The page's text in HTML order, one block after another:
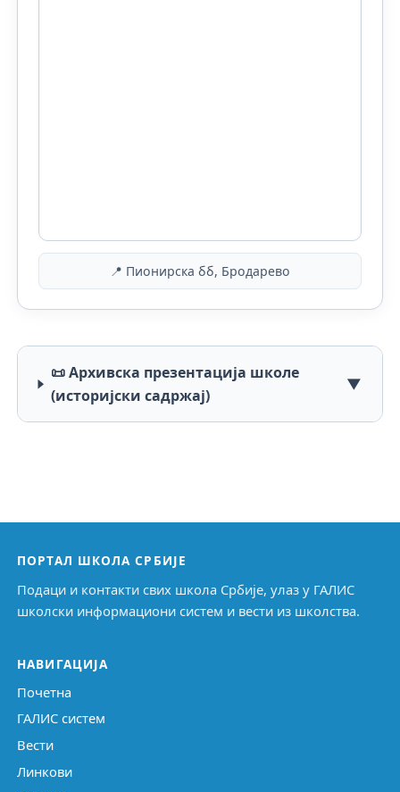
📍 Пионирска бб, Бродарево
📜 Архивска презентација школе
(историјски садржај)
▼
ПОРТАЛ ШКОЛА СРБИЈЕ
Подаци и контакти свих школа Србије, улаз у ГАЛИС
школски информациони систем и вести из школства.
НАВИГАЦИЈА
Почетна
ГАЛИС систем
Вести
Линкови